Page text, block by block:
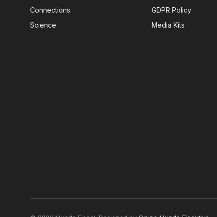
Connections
Science
GDPR Policy
Media Kits